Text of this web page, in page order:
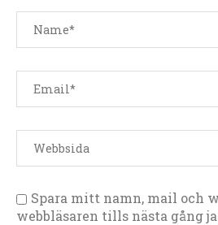
Spara mitt namn, mail och
webbläsaren tills nästa gång